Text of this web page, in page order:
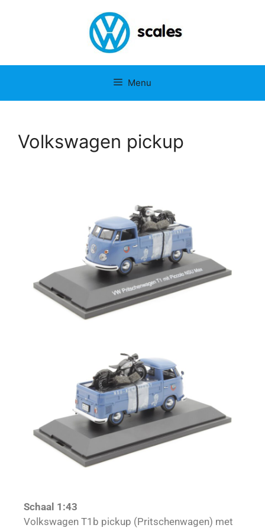
Menu
Volkswagen pickup
Schaal 1:43
Volkswagen T1b pickup (Pritschenwagen) met